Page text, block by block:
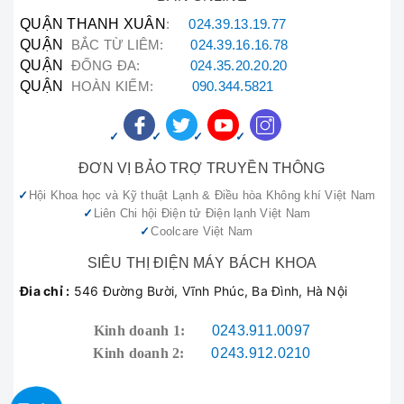
Anh Tuấn (Khu vực Võ Chí Công)
"Điều hòa Casper nhà tôi bị chảy nước, gọi
hotline sửa máy hút bụi
của Bách Khoa, chỉ khoảng 30 phút là có kỹ
thuật viên đến kiểm tra. Sửa nhanh, sạch sẽ
và nhiệt tình. Tôi rất hài lòng với
Bách Khoa sửa máy hút bụi
Chị Mai (Quận Đống Đa)
"Tivi Casper nhà tôi bị mất tiếng đột ngột, tôi
QUẬN THANH XUÂN :024.39.13.19.77
QUẬN BẮC TỪ LIÊM:024.39.16.16.78
QUẬN ĐỐNG ĐA: 024.35.20.20.20
QUẬN HOÀN KIẾM: 090.344.5821
ĐƠN VỊ BẢO TRỢ TRUYỀN THÔNG
Hội Khoa học và Kỹ thuật Lạnh & Điều hòa Không khí Việt Nam
Liên Chi hội Điện tử Điện lạnh Việt Nam
Coolcare Việt Nam
SIÊU THỊ ĐIỆN MÁY BÁCH KHOA
Đia chỉ : 546 Đường Bười, Vĩnh Phúc, Ba Đình, Hà Nội
Kinh doanh 1:
0243.911.0097
Kinh doanh 2:
0243.912.0210